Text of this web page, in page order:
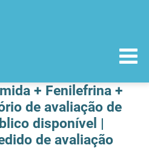
+ Fenilefrina +
de avaliação de
disponível |
de avaliação